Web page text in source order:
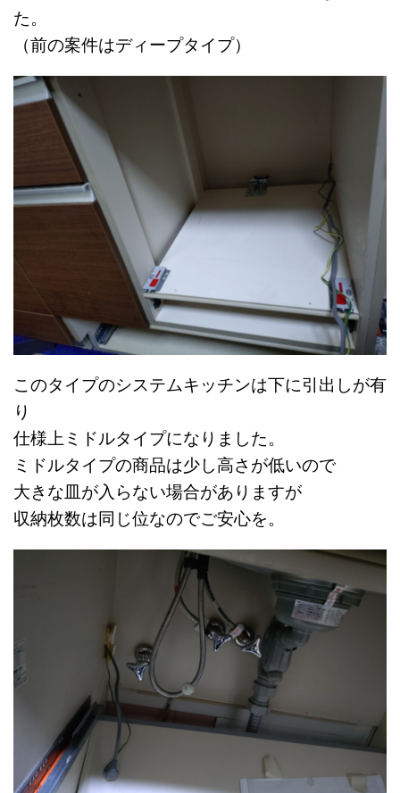
た。
（前の案件はディープタイプ）
このタイプのシステムキッチンは下に引出しが有
り
仕様上ミドルタイプになりました。
ミドルタイプの商品は少し高さが低いので
大きな皿が入らない場合がありますが
収納枚数は同じ位なのでご安心を。